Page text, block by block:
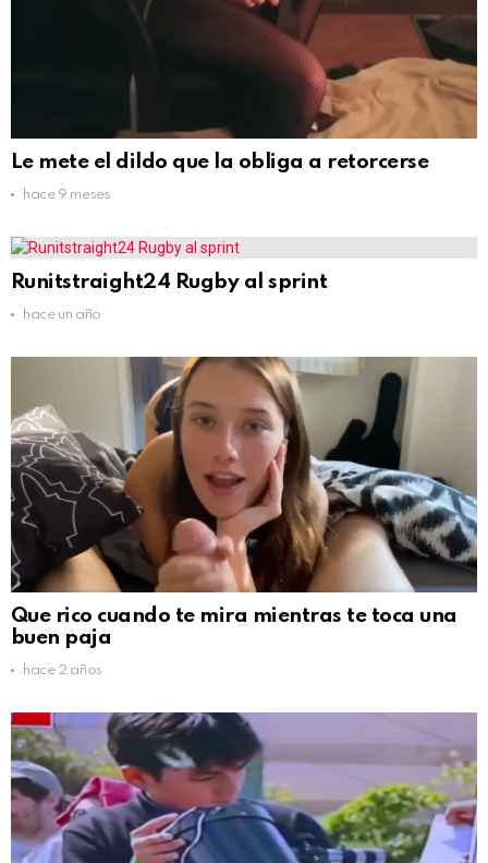
Le mete el dildo que la obliga a retorcerse
hace 9 meses
Runitstraight24 Rugby al sprint
hace un año
Que rico cuando te mira mientras te toca una
buen paja
hace 2 años